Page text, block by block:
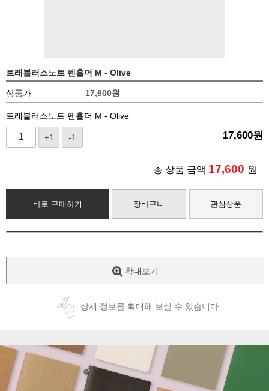
트래블러스노트 펜홀더 M - Olive
상품가 17,600원
트래블러스노트 펜홀더 M - Olive
+1 -1 17,600원
총 상품 금액 17,600 원
바로 구매하기 장바구니 관심상품
확대보기
상세 정보를 확대해 보실 수 있습니다